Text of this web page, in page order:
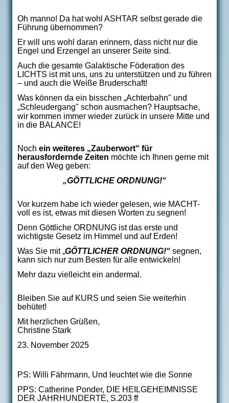
Oh manno! Da hat wohl ASHTAR selbst gerade die
Führung übernommen?
Er will uns wohl daran erinnern, dass nicht nur die
Engel und Erzengel an unserer Seite sind.
Auch die gesamte Galaktische Föderation des
LICHTS ist mit uns, uns zu unterstützen und zu führen
– und auch die Weiße Bruderschaft!
Was können da ein bisschen „Achterbahn" und
„Schleudergang" schon ausmachen? Hauptsache,
wir kommen immer wieder zurück in unsere Mitte und
in die BALANCE!
Noch ein weiteres „Zauberwort“ für
herausfordernde Zeiten möchte ich Ihnen gerne mit
auf den Weg geben:
„GÖTTLICHE ORDNUNG!“
Vor kurzem habe ich wieder gelesen, wie MACHT-
voll es ist, etwas mit diesen Worten zu segnen!
Denn Göttliche ORDNUNG ist das erste und
wichtigste Gesetz im Himmel und auf Erden!
Was Sie mit „GÖTTLICHER ORDNUNG!“ segnen,
kann sich nur zum Besten für alle entwickeln!
Mehr dazu vielleicht ein andermal.
Bleiben Sie auf KURS und seien Sie weiterhin
behütet!
Mit herzlichen Grüßen,
Christine Stark
23. November 2025
PS: Willi Fährmann, Und leuchtet wie die Sonne
PPS: Catherine Ponder, DIE HEILGEHEIMNISSE
DER JAHRHUNDERTE, S.203 ff